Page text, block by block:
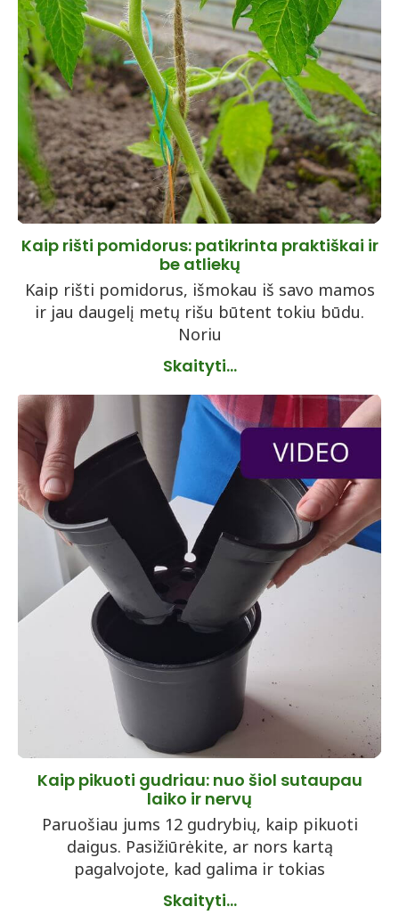
Kaip rišti pomidorus: patikrinta praktiškai ir
be atliekų
Kaip rišti pomidorus, išmokau iš savo mamos
ir jau daugelį metų rišu būtent tokiu būdu.
Noriu
Skaityti...
Kaip pikuoti gudriau: nuo šiol sutaupau
laiko ir nervų
Paruošiau jums 12 gudrybių, kaip pikuoti
daigus. Pasižiūrėkite, ar nors kartą
pagalvojote, kad galima ir tokias
Skaityti...